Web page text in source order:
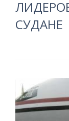
СУДАНЕ